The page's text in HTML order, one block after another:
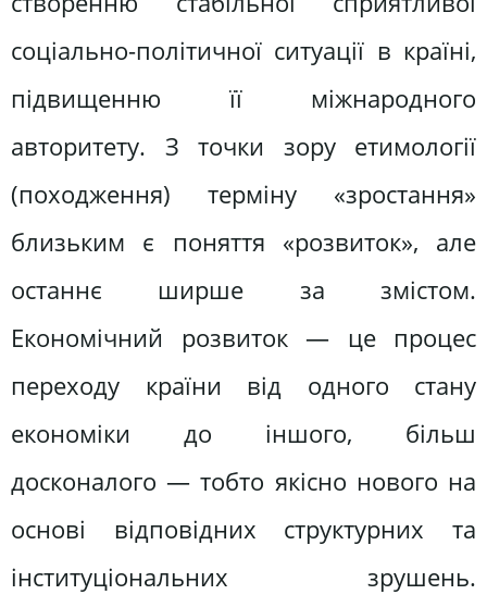
соціально-політичної ситуації в країні,
підвищенню її міжнародного
авторитету. З точки зору етимології
(походження) терміну «зростання»
близьким є поняття «розвиток», але
останнє ширше за змістом.
Економічний розвиток — це процес
переходу країни від одного стану
економіки до іншого, більш
досконалого — тобто якісно нового на
основі відповідних структурних та
інституціональних зрушень.